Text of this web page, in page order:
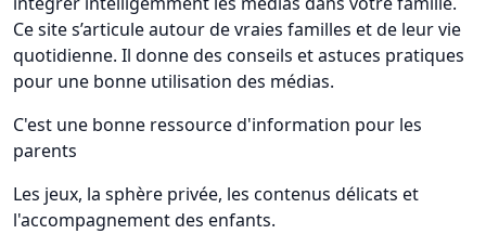
Ce site s’articule autour de vraies familles et de leur vie
quotidienne. Il donne des conseils et astuces pratiques
pour une bonne utilisation des médias.
C'est une bonne ressource d'information pour les
parents
Les jeux, la sphère privée, les contenus délicats et
l'accompagnement des enfants.